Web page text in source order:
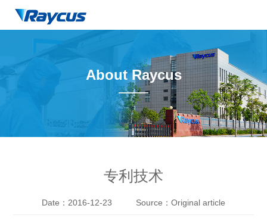
About Raycus
——
专利技术
Date：2016-12-23 Source：Original article